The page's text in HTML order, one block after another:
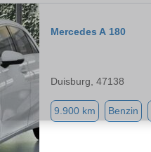
Mercedes A 180
Duisburg, 47138
9.900 km Benzin